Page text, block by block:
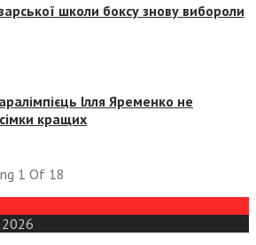
школи боксу знову вибороли
Ілля Яременко не
кращих
1 Of 18
2026